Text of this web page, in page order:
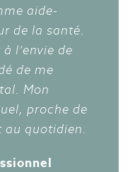
aide-
de la santé.
l’envie de
de me
Mon
proche de
au quotidien.